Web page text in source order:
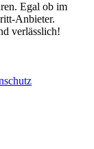
Egal ob im
Anbieter.
verlässlich!